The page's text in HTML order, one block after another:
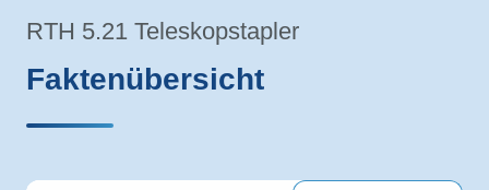
RTH 5.21 Teleskopstapler
Faktenübersicht